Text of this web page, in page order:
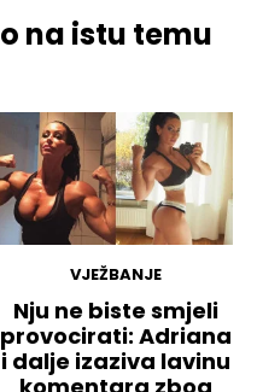
na istu temu
VJEŽBANJE
Nju ne biste smjeli
provocirati: Adriana
i dalje izaziva lavinu